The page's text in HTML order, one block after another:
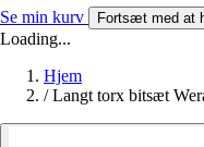
Se min kurv Fortsæt med at
Loading...
Hjem
/ Langt torx bitsæt